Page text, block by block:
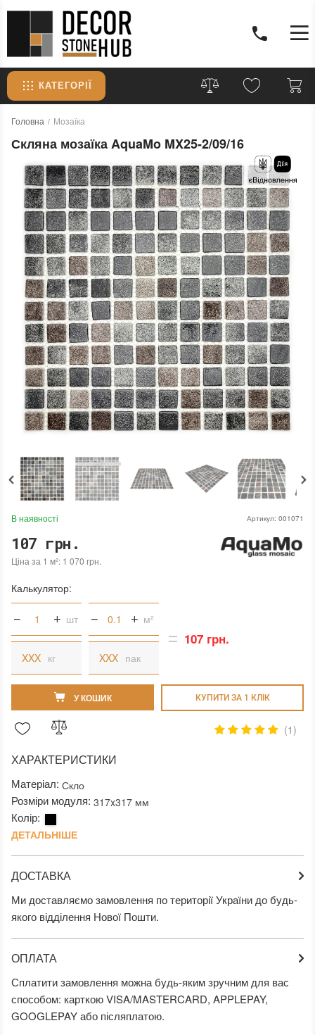
КАТЕГОРІЇ
Головна Мозаїка
Скляна мозаїка AquaMo MX25-2/09/16
Артикул: 001071
В наявності
107 грн.
Ціна за 1 м²: 1 070 грн.
Калькулятор:
шт м²
кг пак
107 грн.
У КОШИК КУПИТИ ЗА 1 КЛIК
ХАРАКТЕРИСТИКИ
Матеріал: Скло
Розміри модуля: 317x317 мм
Колір:
ДЕТАЛЬНІШЕ
ДОСТАВКА
Ми доставляємо замовлення по території України до будь-
якого відділення Нової Пошти.
ОПЛАТА
Сплатити замовлення можна будь-яким зручним для вас
способом: карткою VISA/MASTERCARD, APPLEPAY,
GOOGLEPAY або післяплатою.
(1)